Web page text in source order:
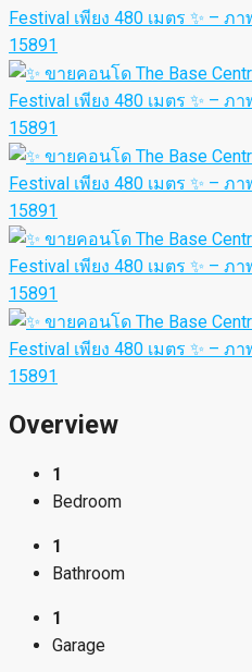
Overview
1
Bedroom
1
Bathroom
1
Garage